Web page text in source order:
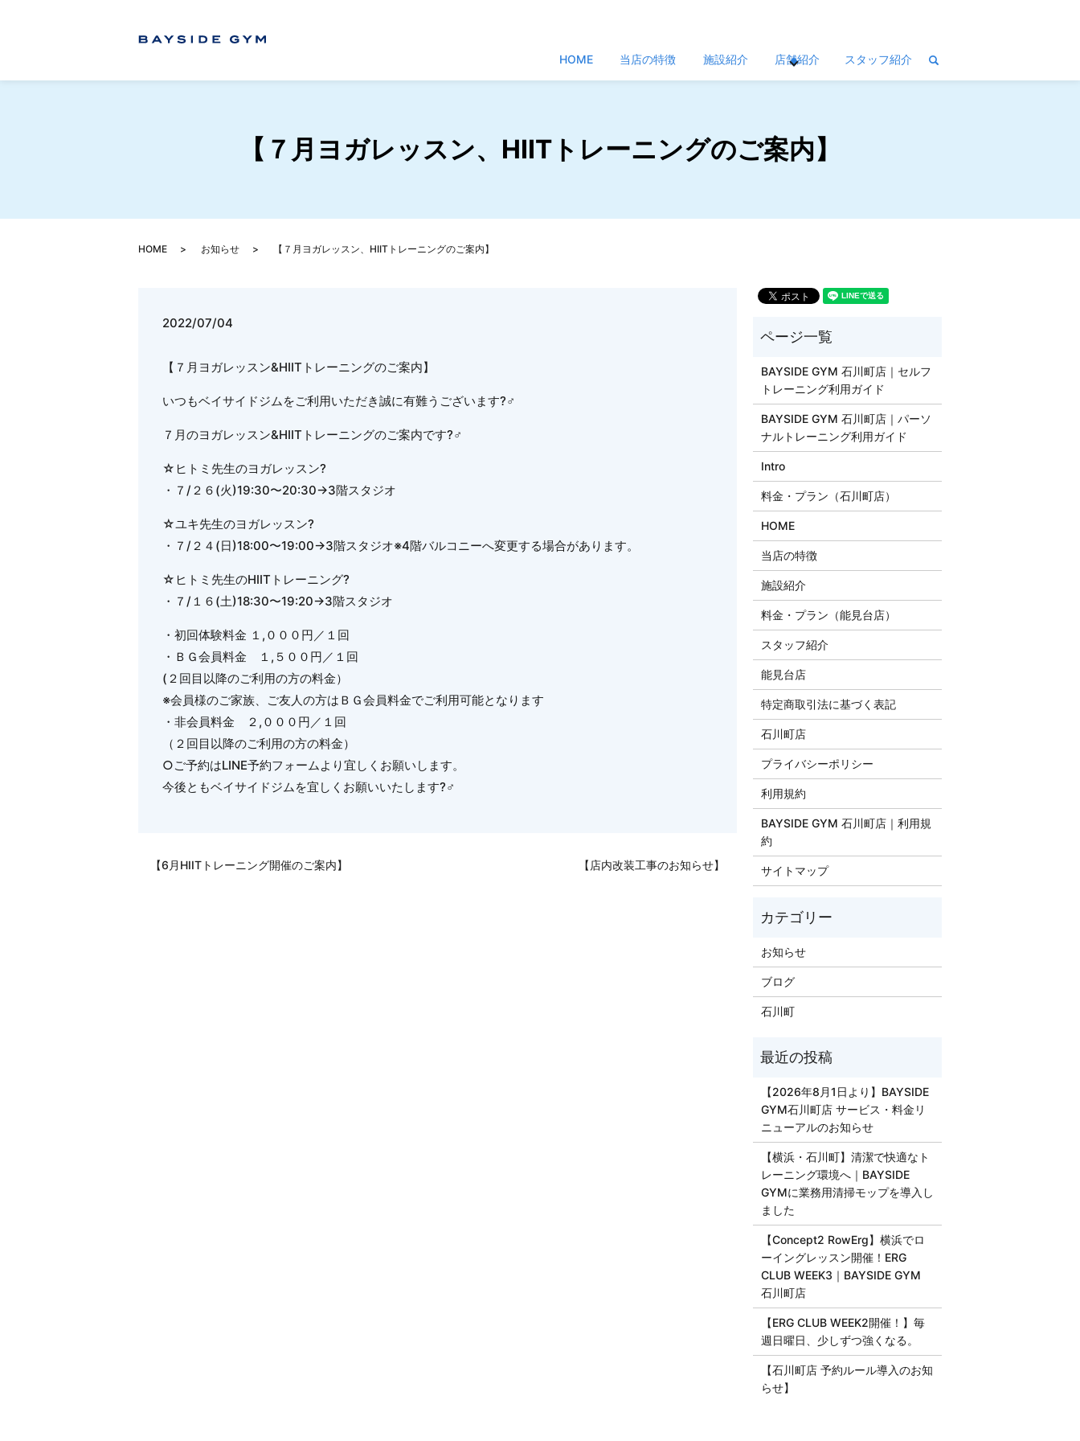
HOME 当店の特徴 施設紹介 店舗紹介 スタッフ紹介
【７月ヨガレッスン、HIITトレーニングのご案内】
HOME お知らせ 【７月ヨガレッスン、HIITトレーニングのご案内】
2022/07/04
【７月ヨガレッスン&HIITトレーニングのご案内】
いつもベイサイドジムをご利用いただき誠に有難うございます?‍♂️
７月のヨガレッスン&HIITトレーニングのご案内です?‍♂️
☆ヒトミ先生のヨガレッスン?
・７/２６(火)19:30〜20:30→3階スタジオ
☆ユキ先生のヨガレッスン?
・７/２４(日)18:00〜19:00→3階スタジオ※4階バルコニーへ変更する場合があります。
☆ヒトミ先生のHIITトレーニング?
・７/１６(土)18:30〜19:20→3階スタジオ
・初回体験料金 １,０００円／１回
・ＢＧ会員料金 １,５００円／１回
(２回目以降のご利用の方の料金）
※会員様のご家族、ご友人の方はＢＧ会員料金でご利用可能となります
・非会員料金 ２,０００円／１回
（２回目以降のご利用の方の料金）
○ご予約はLINE予約フォームより宜しくお願いします。
今後ともベイサイドジムを宜しくお願いいたします?‍♂️
【6月HIITトレーニング開催のご案内】 【店内改装工事のお知らせ】
BAYSIDE GYM 石川町店｜セルフ
トレーニング利用ガイド
BAYSIDE GYM 石川町店｜パーソ
ナルトレーニング利用ガイド
Intro
料金・プラン（石川町店）
HOME
当店の特徴
施設紹介
料金・プラン（能見台店）
スタッフ紹介
能見台店
特定商取引法に基づく表記
石川町店
プライバシーポリシー
利用規約
BAYSIDE GYM 石川町店｜利用規
約
サイトマップ
お知らせ
ブログ
石川町
【2026年8月1日より】BAYSIDE
GYM石川町店 サービス・料金リ
ニューアルのお知らせ
【横浜・石川町】清潔で快適なト
レーニング環境へ｜BAYSIDE
GYMに業務用清掃モップを導入し
ました
【Concept2 RowErg】横浜でロ
ーイングレッスン開催！ERG
CLUB WEEK3｜BAYSIDE GYM
石川町店
【ERG CLUB WEEK2開催！】毎
週日曜日、少しずつ強くなる。
【石川町店 予約ルール導入のお知
らせ】